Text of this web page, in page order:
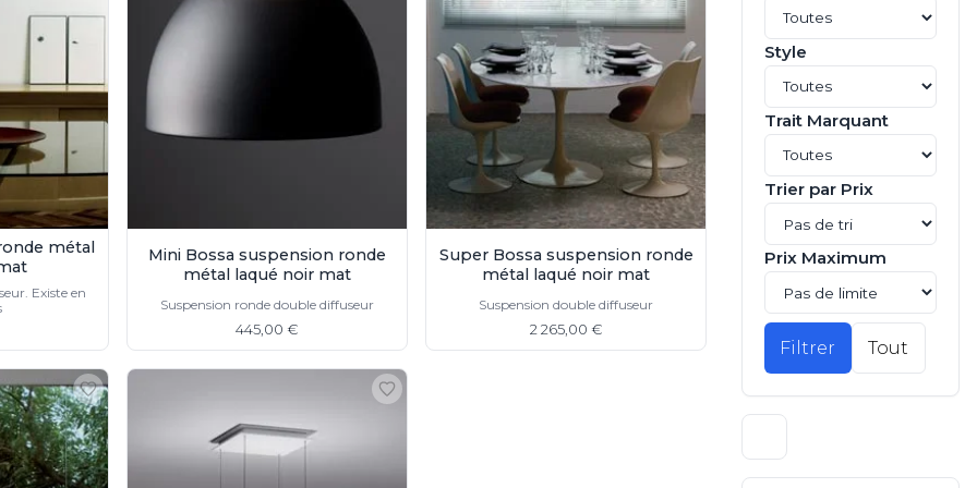
métal
Existe en
Mini Bossa suspension ronde
métal laqué noir mat
Suspension ronde double diffuseur
445,00 €
Super Bossa suspension ronde
métal laqué noir mat
Suspension double diffuseur
2 265,00 €
Style
Trait Marquant
Trier par Prix
Prix Maximum
Filtrer Tout